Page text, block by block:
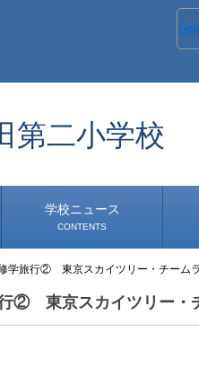
第二小学校
学校ニュース
CONTENTS
学校から
安心・安全
1年生
2年生
3年生
4年生
5年生
6年生
事務・保健室から
児童会・部活から
研修
小中連携事業
その他 学
学
学旅行② 東京スカイツリー・チーム
② 東京スカイツリー・